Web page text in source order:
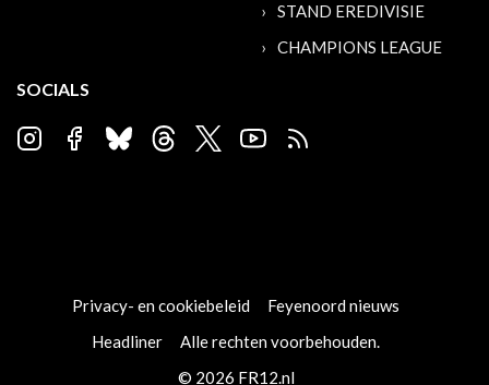
STAND EREDIVISIE
CHAMPIONS LEAGUE
SOCIALS
Privacy- en cookiebeleid
Feyenoord nieuws
Headliner
Alle rechten voorbehouden.
© 2026 FR12.nl